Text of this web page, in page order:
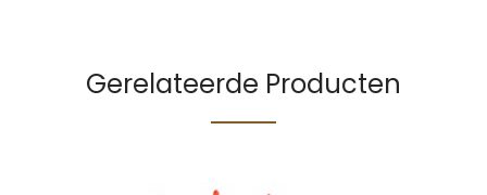
Gerelateerde Producten